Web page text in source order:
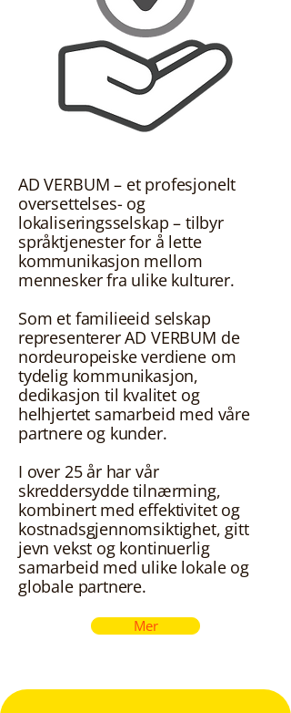
AD VERBUM – et profesjonelt
oversettelses- og
lokaliseringsselskap – tilbyr
språktjenester for å lette
kommunikasjon mellom
mennesker fra ulike kulturer.
Som et familieeid selskap
representerer AD VERBUM de
nordeuropeiske verdiene om
tydelig kommunikasjon,
dedikasjon til kvalitet og
helhjertet samarbeid med våre
partnere og kunder.
I over 25 år har vår
skreddersydde tilnærming,
kombinert med effektivitet og
kostnadsgjennomsiktighet, gitt
jevn vekst og kontinuerlig
samarbeid med ulike lokale og
globale partnere.
Mer